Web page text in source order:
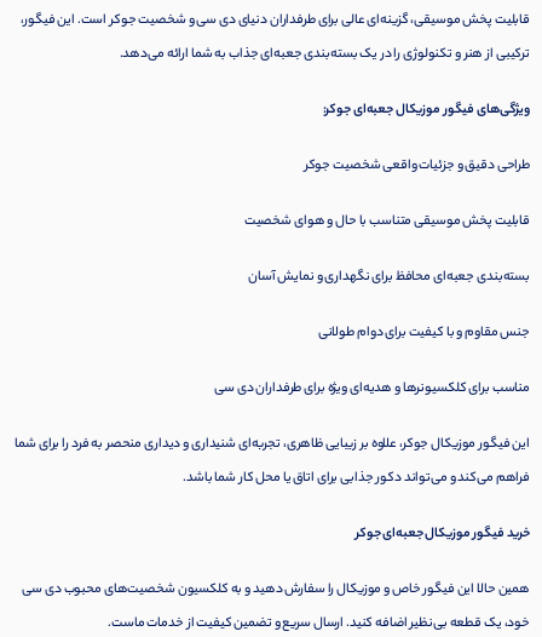
قابلیت پخش موسیقی، گزینه‌ای عالی برای طرفداران دنیای دی سی و شخصیت جوکر است. این فیگور،
ترکیبی از هنر و تکنولوژی را در یک بسته‌بندی جعبه‌ای جذاب به شما ارائه می‌دهد.
ویژگی‌های فیگور موزیکال جعبه‌ای جوکر:
طراحی دقیق و جزئیات واقعی شخصیت جوکر
قابلیت پخش موسیقی متناسب با حال و هوای شخصیت
بسته‌بندی جعبه‌ای محافظ برای نگهداری و نمایش آسان
جنس مقاوم و با کیفیت برای دوام طولانی
مناسب برای کلکسیونرها و هدیه‌ای ویژه برای طرفداران دی سی
این فیگور موزیکال جوکر، علاوه بر زیبایی ظاهری، تجربه‌ای شنیداری و دیداری منحصر به فرد را برای شما
فراهم می‌کند و می‌تواند دکور جذابی برای اتاق یا محل کار شما باشد.
خرید فیگور موزیکال جعبه‌ای جوکر
همین حالا این فیگور خاص و موزیکال را سفارش دهید و به کلکسیون شخصیت‌های محبوب دی سی
خود، یک قطعه بی‌نظیر اضافه کنید. ارسال سریع و تضمین کیفیت از خدمات ماست.